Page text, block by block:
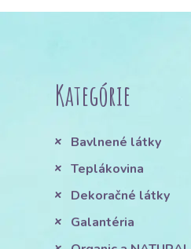
Kategórie
Bavlnené látky
Teplákovina
Dekoračné látky
Galantéria